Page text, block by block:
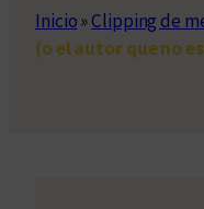
Inicio»Clipping de
(o el autor que no